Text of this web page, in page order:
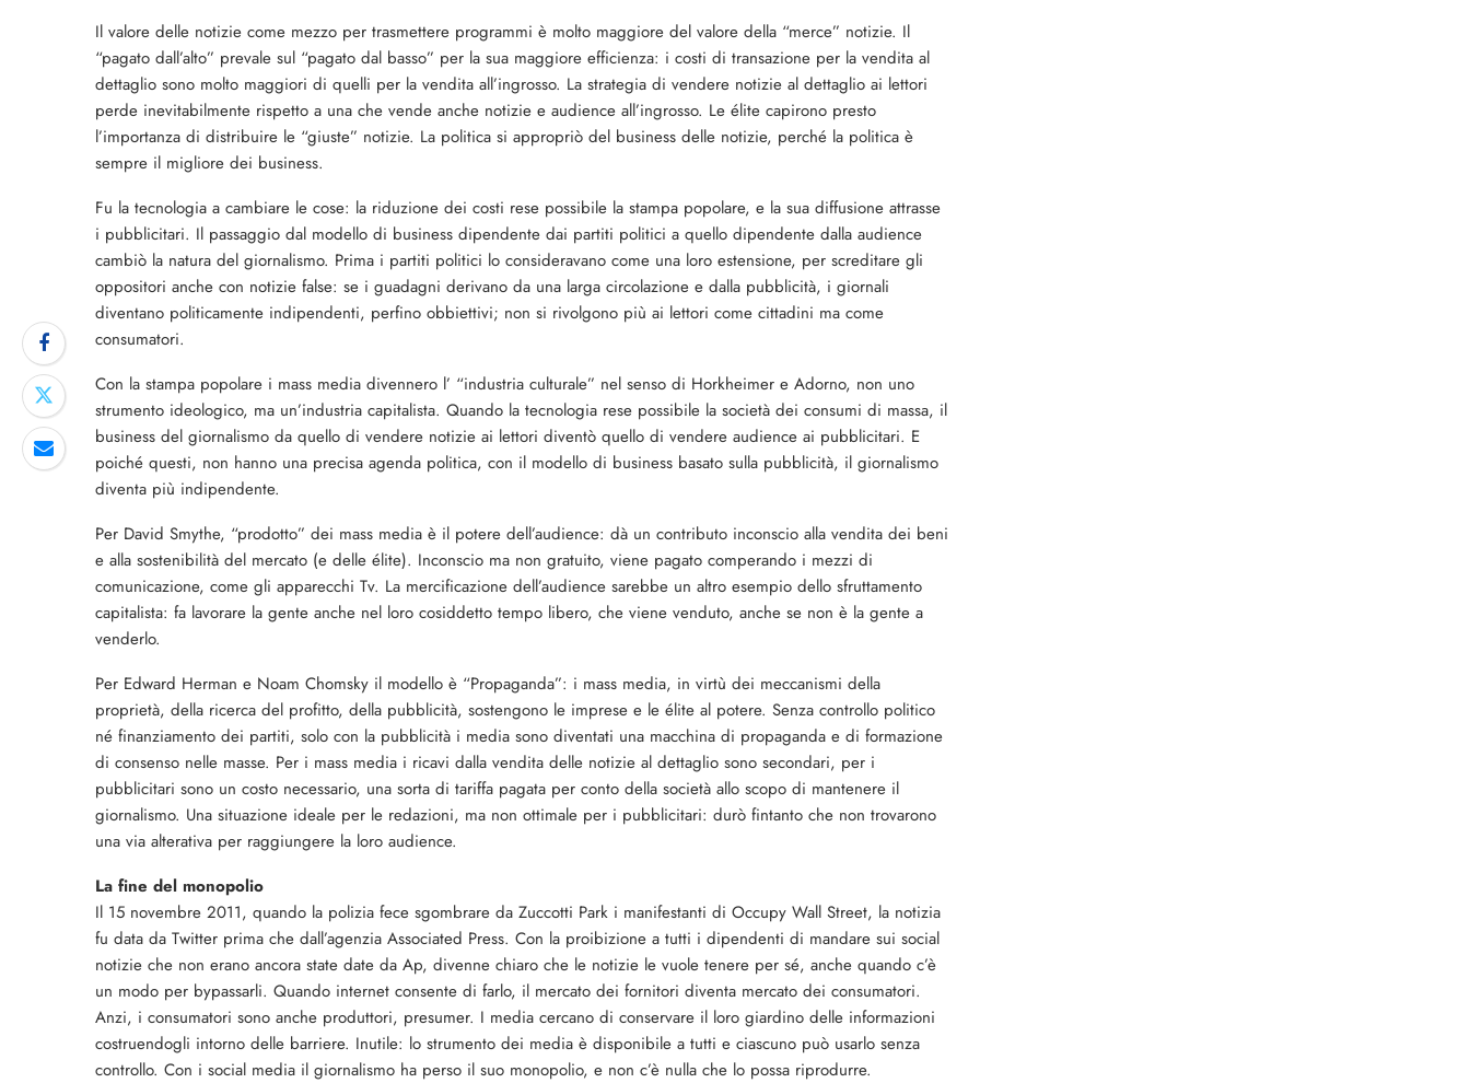
Il valore delle notizie come mezzo per trasmettere programmi è molto maggiore del valore della “merce” notizie. Il
“pagato dall’alto” prevale sul “pagato dal basso” per la sua maggiore efficienza: i costi di transazione per la vendita al
dettaglio sono molto maggiori di quelli per la vendita all’ingrosso. La strategia di vendere notizie al dettaglio ai lettori
perde inevitabilmente rispetto a una che vende anche notizie e audience all’ingrosso. Le élite capirono presto
l’importanza di distribuire le “giuste” notizie. La politica si appropriò del business delle notizie, perché la politica è
sempre il migliore dei business.
Fu la tecnologia a cambiare le cose: la riduzione dei costi rese possibile la stampa popolare, e la sua diffusione attrasse
i pubblicitari. Il passaggio dal modello di business dipendente dai partiti politici a quello dipendente dalla audience
cambiò la natura del giornalismo. Prima i partiti politici lo consideravano come una loro estensione, per screditare gli
oppositori anche con notizie false: se i guadagni derivano da una larga circolazione e dalla pubblicità, i giornali
diventano politicamente indipendenti, perfino obbiettivi; non si rivolgono più ai lettori come cittadini ma come
consumatori.
Con la stampa popolare i mass media divennero l’ “industria culturale” nel senso di Horkheimer e Adorno, non uno
strumento ideologico, ma un’industria capitalista. Quando la tecnologia rese possibile la società dei consumi di massa, il
business del giornalismo da quello di vendere notizie ai lettori diventò quello di vendere audience ai pubblicitari. E
poiché questi, non hanno una precisa agenda politica, con il modello di business basato sulla pubblicità, il giornalismo
diventa più indipendente.
Per David Smythe, “prodotto” dei mass media è il potere dell’audience: dà un contributo inconscio alla vendita dei beni
e alla sostenibilità del mercato (e delle élite). Inconscio ma non gratuito, viene pagato comperando i mezzi di
comunicazione, come gli apparecchi Tv. La mercificazione dell’audience sarebbe un altro esempio dello sfruttamento
capitalista: fa lavorare la gente anche nel loro cosiddetto tempo libero, che viene venduto, anche se non è la gente a
venderlo.
Per Edward Herman e Noam Chomsky il modello è “Propaganda”: i mass media, in virtù dei meccanismi della
proprietà, della ricerca del profitto, della pubblicità, sostengono le imprese e le élite al potere. Senza controllo politico
né finanziamento dei partiti, solo con la pubblicità i media sono diventati una macchina di propaganda e di formazione
di consenso nelle masse. Per i mass media i ricavi dalla vendita delle notizie al dettaglio sono secondari, per i
pubblicitari sono un costo necessario, una sorta di tariffa pagata per conto della società allo scopo di mantenere il
giornalismo. Una situazione ideale per le redazioni, ma non ottimale per i pubblicitari: durò fintanto che non trovarono
una via alterativa per raggiungere la loro audience.
La fine del monopolio
Il 15 novembre 2011, quando la polizia fece sgombrare da Zuccotti Park i manifestanti di Occupy Wall Street, la notizia
fu data da Twitter prima che dall’agenzia Associated Press. Con la proibizione a tutti i dipendenti di mandare sui social
notizie che non erano ancora state date da Ap, divenne chiaro che le notizie le vuole tenere per sé, anche quando c’è
un modo per bypassarli. Quando internet consente di farlo, il mercato dei fornitori diventa mercato dei consumatori.
Anzi, i consumatori sono anche produttori, presumer. I media cercano di conservare il loro giardino delle informazioni
costruendogli intorno delle barriere. Inutile: lo strumento dei media è disponibile a tutti e ciascuno può usarlo senza
controllo. Con i social media il giornalismo ha perso il suo monopolio, e non c’è nulla che lo possa riprodurre.